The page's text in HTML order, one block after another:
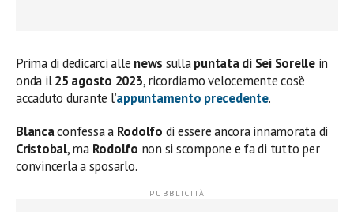
Prima di dedicarci alle news sullapuntata di Sei Sorellein
onda il25 agosto 2023, ricordiamo velocemente cos’è
accaduto durante l’appuntamento precedente.
Blancaconfessa a Rodolfo di essere ancora innamorata di
Cristobal, ma Rodolfo non si scompone e fa di tutto per
convincerla a sposarlo.